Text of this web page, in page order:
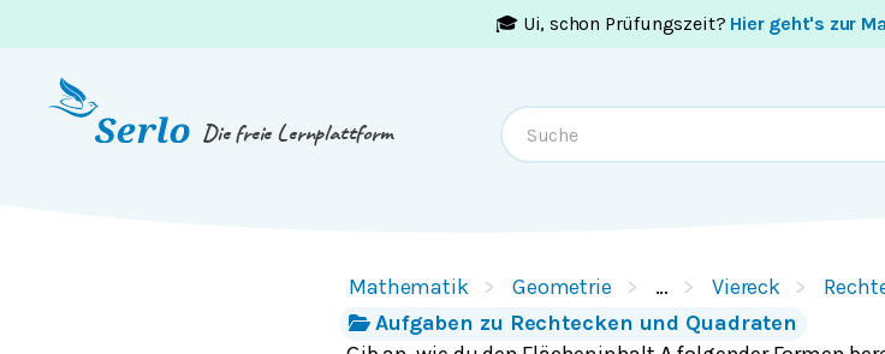
🎓 Ui, schon Prüfungszeit? Hier geht's zur
Die freie Lernplattform
Mathematik Geometrie … Viereck
Aufgaben zu Rechtecken und Quadraten